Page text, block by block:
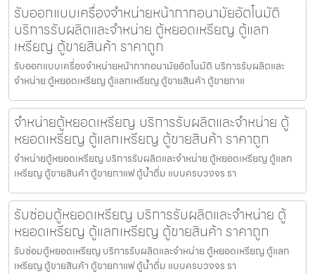
รับออกแบบเครื่องจำหน่ายหน้ากากอนามัย​อัตโนมัติ
บริการรับผลิตและจำหน่าย ตู้หยอดเหรียญ ตู้แลก
เหรียญ ตู้ขายสินค้า ราคาถูก
รับออกแบบเครื่องจำหน่ายหน้ากากอนามัย​อัตโนมัติ บริการรับผลิตและ
จำหน่าย ตู้หยอดเหรียญ ตู้แลกเหรียญ ตู้ขายสินค้า ตู้ขายกาแ
จำหน่ายตู้หยอดเหรียญ บริการรับผลิตและจำหน่าย ตู้
หยอดเหรียญ ตู้แลกเหรียญ ตู้ขายสินค้า ราคาถูก
จำหน่ายตู้หยอดเหรียญ บริการรับผลิตและจำหน่าย ตู้หยอดเหรียญ ตู้แลก
เหรียญ ตู้ขายสินค้า ตู้ขายกาแฟ ตู้น้ำดื่ม แบบครบวงจร รา
รับซ่อมตู้หยอดเหรียญ บริการรับผลิตและจำหน่าย ตู้
หยอดเหรียญ ตู้แลกเหรียญ ตู้ขายสินค้า ราคาถูก
รับซ่อมตู้หยอดเหรียญ บริการรับผลิตและจำหน่าย ตู้หยอดเหรียญ ตู้แลก
เหรียญ ตู้ขายสินค้า ตู้ขายกาแฟ ตู้น้ำดื่ม แบบครบวงจร รา